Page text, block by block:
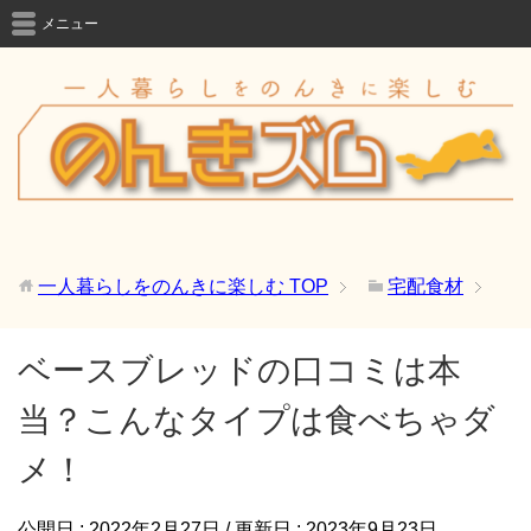
メニュー
一人暮らしをのんきに楽しむ TOP 宅配食材
ベースブレッドの口コミは本
当？こんなタイプは食べちゃダ
メ！